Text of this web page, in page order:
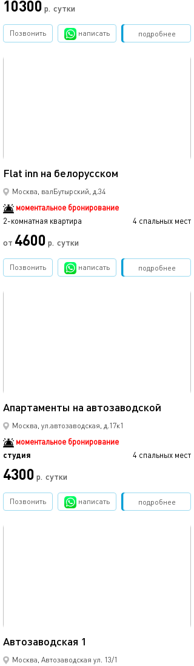
10300 р. сутки
подробнее
Позвонить написать Забронировать
Flat inn на белорусском
Москва, валБутырский, д.34
моментальное бронирование
2-комнатная квартира
4 спальных мест
от 4600 р. сутки
подробнее
Позвонить написать Забронировать
Апартаменты на автозаводской
Москва, ул.автозаводская, д.17к1
моментальное бронирование
студия
4 спальных мест
4300 р. сутки
подробнее
Позвонить написать Забронировать
Автозаводская 1
Москва, Автозаводская ул. 13/1